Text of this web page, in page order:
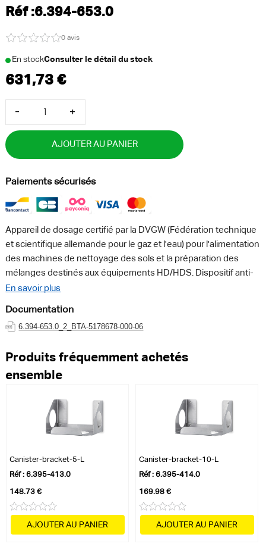
Réf :6.394-653.0
0 avis
En stockConsulter le détail du stock
- +
AJOUTER AU PANIER
Paiements sécurisés
Appareil de dosage certifié par la DVGW (Fédération technique
et scientifique allemande pour le gaz et l'eau) pour l'alimentation
des machines de nettoyage des sols et la préparation des
mélanges destinés aux équipements HD/HDS. Dispositif anti-
retour conforme à la norme DIN EN 1717.
Information requise - Nonproduit biocide - Non
En savoir plus
Documentation
6.394-653.0_2_BTA-5178678-000-06
Produits fréquemment achetés
ensemble
Canister-bracket-5-L
Réf : 6.395-413.0
AJOUTER AU PANIER
148.73 €
Canister-bracket-10-L
Réf : 6.395-414.0
AJOUTER AU PANIER
169.98 €